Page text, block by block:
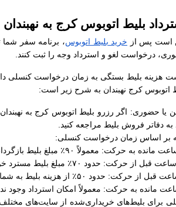
بلیط اتوبوس کرج به نهبندان
است پس از خرید بلیط اتوبوس، برنامه سفر شما
درخواست لغو و استرداد وجه را ثبت کنند.
هزینه بلیط بستگی به زمان درخواست کنسلی
اتوبوس کرج نهبندان به شرح زیر است:
یا حضوری: اگر رزرو بلیط اتوبوس کرج به
دفاتر فروش بلیط مراجعه کنید.
بر اساس زمان درخواست کنسلی:
برای بلیط‌های خریداری‌شده از سایت‌های مختلف: